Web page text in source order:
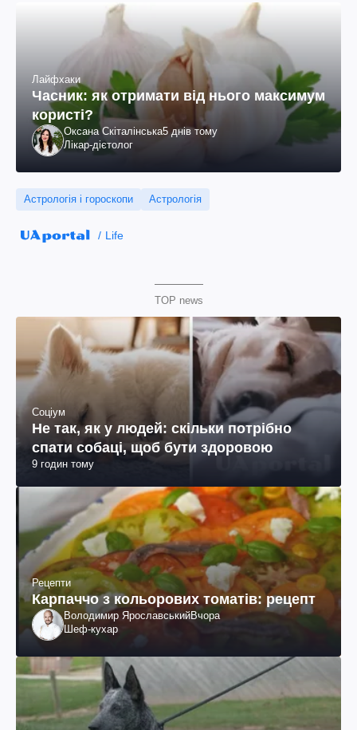
Лайфхаки
Часник: як отримати від нього максимум
користі?
Оксана Скіталінська5 днів тому
Лікар-дієтолог
Астрологія і гороскопи Астрологія
Life
TOP news
Соціум
Не так, як у людей: скільки потрібно
спати собаці, щоб бути здоровою
9 годин тому
Рецепти
Карпаччо з кольорових томатів: рецепт
Володимир ЯрославськийВчора
Шеф-кухар